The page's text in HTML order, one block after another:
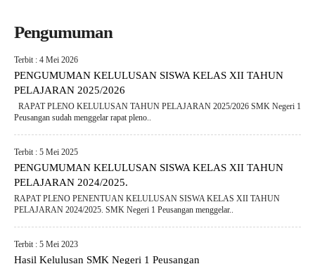
Pengumuman
Terbit : 4 Mei 2026
PENGUMUMAN KELULUSAN SISWA KELAS XII TAHUN
PELAJARAN 2025/2026
RAPAT PLENO KELULUSAN TAHUN PELAJARAN 2025/2026 SMK Negeri 1
Peusangan sudah menggelar rapat pleno..
Terbit : 5 Mei 2025
PENGUMUMAN KELULUSAN SISWA KELAS XII TAHUN
PELAJARAN 2024/2025.
RAPAT PLENO PENENTUAN KELULUSAN SISWA KELAS XII TAHUN
PELAJARAN 2024/2025. SMK Negeri 1 Peusangan menggelar..
Terbit : 5 Mei 2023
Hasil Kelulusan SMK Negeri 1 Peusangan